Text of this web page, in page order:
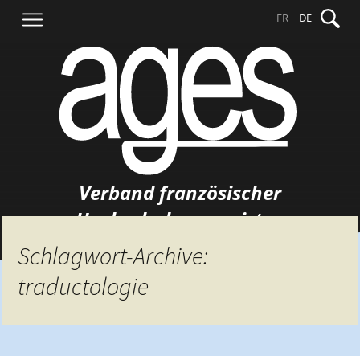
Inhalt
nach:
FR DE
Verband französischer
Hochschulgermanisten
Schlagwort-Archive:
traductologie